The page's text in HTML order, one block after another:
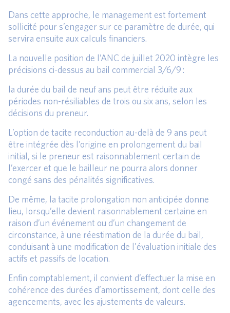
Dans cette approche, le management est fortement
sollicité pour s’engager sur ce paramètre de durée, qui
servira ensuite aux calculs financiers.
La nouvelle position de l’ANC de juillet 2020 intègre les
précisions ci-dessus au bail commercial 3/6/9 :
la durée du bail de neuf ans peut être réduite aux
périodes non-résiliables de trois ou six ans, selon les
décisions du preneur.
L’option de tacite reconduction au-delà de 9 ans peut
être intégrée dès l’origine en prolongement du bail
initial, si le preneur est raisonnablement certain de
l’exercer et que le bailleur ne pourra alors donner
congé sans des pénalités significatives.
De même, la tacite prolongation non anticipée donne
lieu, lorsqu’elle devient raisonnablement certaine en
raison d’un événement ou d’un changement de
circonstance, à une réestimation de la durée du bail,
conduisant à une modification de l’évaluation initiale des
actifs et passifs de location.
Enfin comptablement, il convient d’effectuer la mise en
cohérence des durées d’amortissement, dont celle des
agencements, avec les ajustements de valeurs.